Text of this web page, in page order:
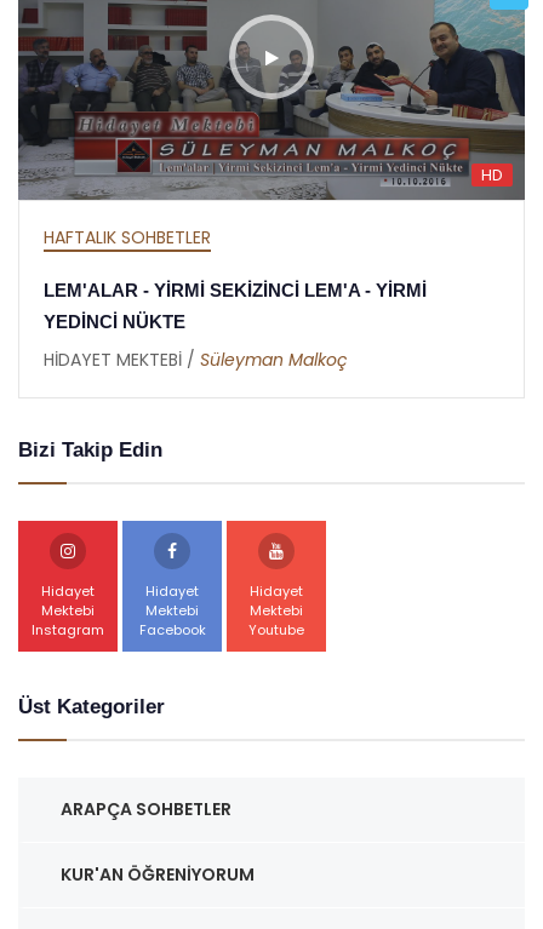
HD
- YİRMİ
MEKTUBAT - YİRMİ
HİDAYET MEKTEBİ /
Bizi Takip Edin
Hidayet
Mektebi
Instagram
Hidayet
Mektebi
Facebook
Hidayet
Mektebi
Youtube
Üst Kategoriler
ARAPÇA SOHBETLER
KUR'AN ÖĞRENIYORUM